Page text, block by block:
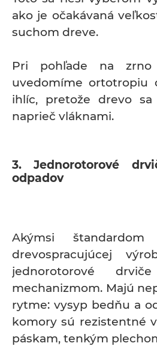
ako je očakávaná
suchom dreve.
Pri pohľade na
uvedomíme ortotropiu
ihlíc, pretože drevo
naprieč vláknami.
3. Jednorotorové
odpadov
Akýmsi
drevospracujúcej
jednorotorové
mechanizmom. Majú
rytme: vysyp bedňu a
komory sú rezistentné
páskam, tenkým